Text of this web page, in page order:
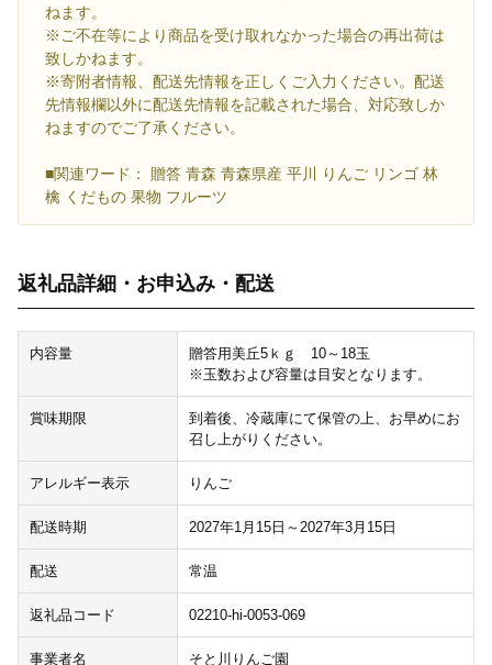
ねます。
※ご不在等により商品を受け取れなかった場合の再出荷は
致しかねます。
※寄附者情報、配送先情報を正しくご入力ください。配送
先情報欄以外に配送先情報を記載された場合、対応致しか
ねますのでご了承ください。
■関連ワード： 贈答 青森 青森県産 平川 りんご リンゴ 林
檎 くだもの 果物 フルーツ
返礼品詳細・お申込み・配送
内容量
贈答用美丘5ｋｇ 10～18玉
※玉数および容量は目安となります。
賞味期限
到着後、冷蔵庫にて保管の上、お早めにお
召し上がりください。
アレルギー表示 りんご
配送時期 2027年1月15日～2027年3月15日
配送 常温
返礼品コード 02210-hi-0053-069
事業者名 そと川りんご園